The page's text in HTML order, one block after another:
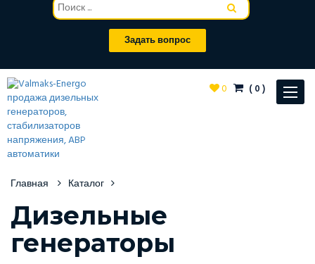
Задать вопрос
Toggle
0 (0)
Главная Каталог
Дизельные
генераторы